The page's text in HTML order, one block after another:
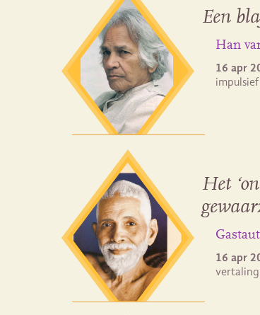
Een
Han
16 apr
Het
16 apr